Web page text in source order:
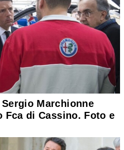
Marchionne
di Cassino. Foto e